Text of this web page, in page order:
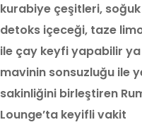
kurabiye çeşitleri,
detoks içeceği, taze
ile çay keyfi yapabilir
mavinin sonsuzluğu ile
sakinliğini birleştiren
Lounge’ta keyifli vakit